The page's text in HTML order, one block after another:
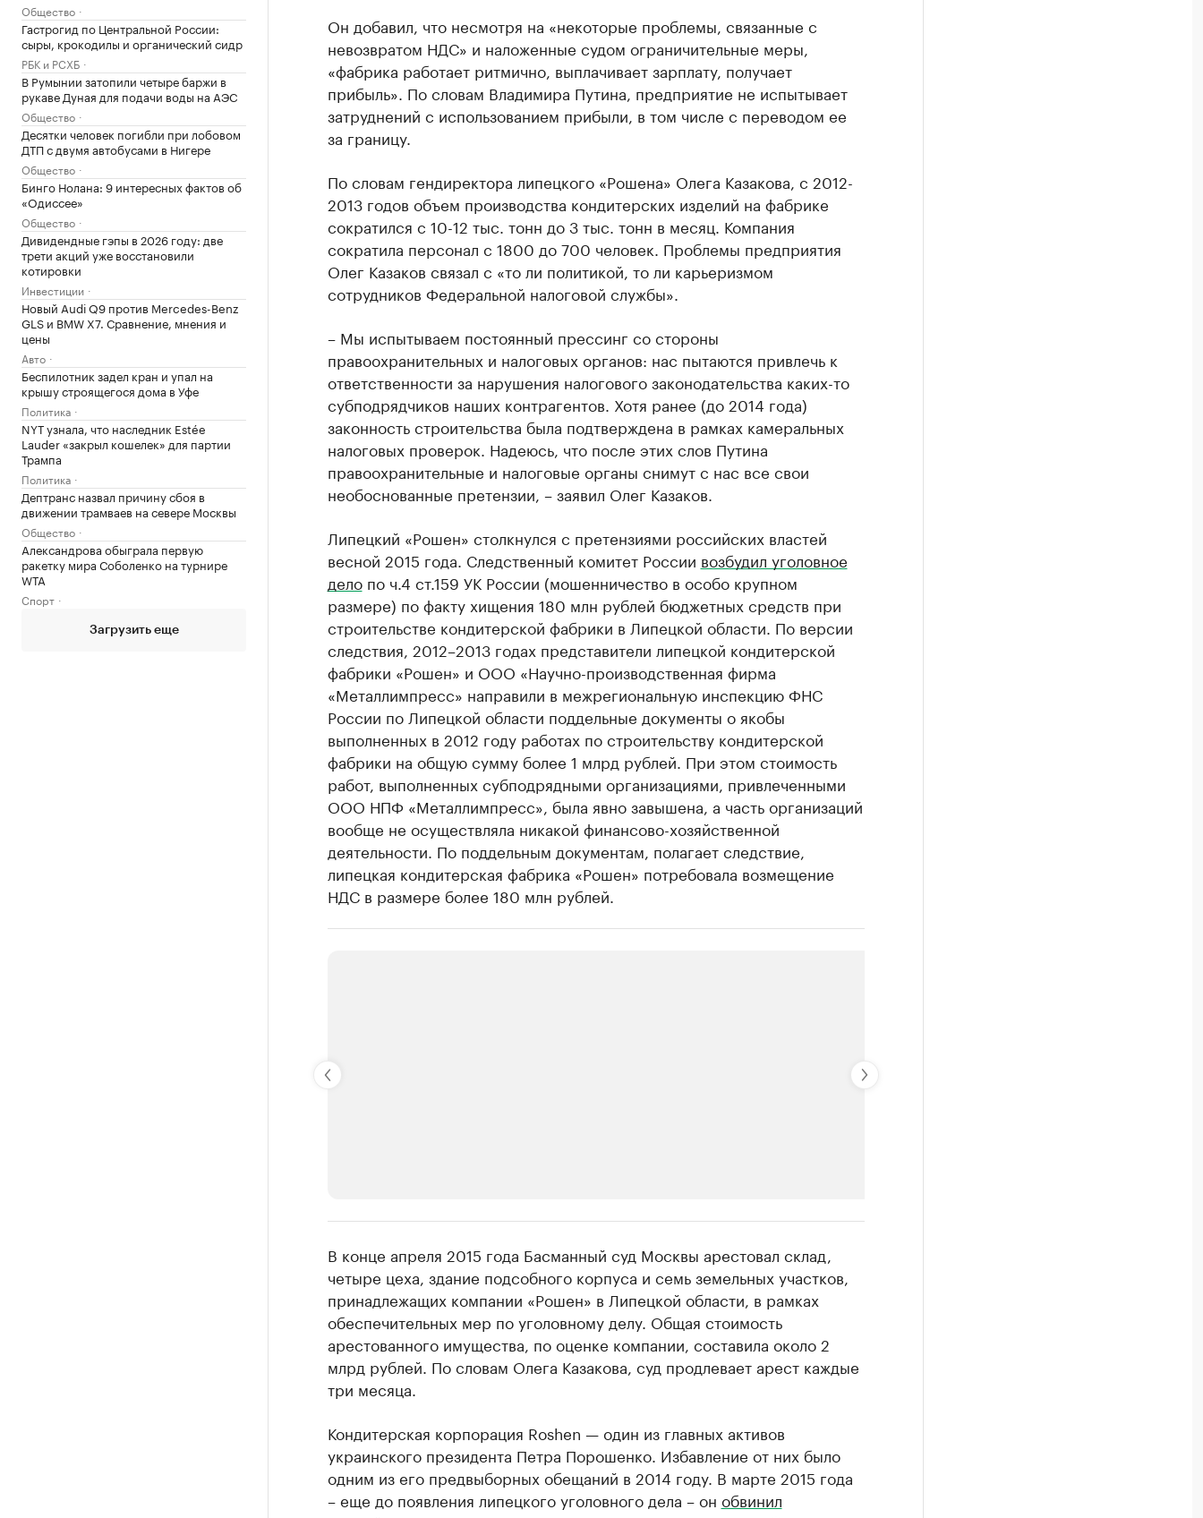
Общество
Гастрогид по Центральной России:
сыры, крокодилы и органический сидр
РБК и РСХБ
В Румынии затопили четыре баржи в
рукаве Дуная для подачи воды на АЭС
Общество
Десятки человек погибли при лобовом
ДТП с двумя автобусами в Нигере
Общество
Бинго Нолана: 9 интересных фактов об
«Одиссее»
Общество
Дивидендные гэпы в 2026 году: две
трети акций уже восстановили
котировки
Инвестиции
Новый Audi Q9 против Mercedes-Benz
GLS и BMW X7. Сравнение, мнения и
цены
Авто
Беспилотник задел кран и упал на
крышу строящегося дома в Уфе
Политика
NYT узнала, что наследник Estée
Lauder «закрыл кошелек» для партии
Трампа
Политика
Дептранс назвал причину сбоя в
движении трамваев на севере Москвы
Общество
Александрова обыграла первую
ракетку мира Соболенко на турнире
WTA
Спорт
Загрузить еще
Он добавил, что несмотря на «некоторые проблемы, связанные с
невозвратом НДС» и наложенные судом ограничительные меры,
«фабрика работает ритмично, выплачивает зарплату, получает
прибыль». По словам Владимира Путина, предприятие не испытывает
затруднений с использованием прибыли, в том числе с переводом ее
за границу.
По словам гендиректора липецкого «Рошена» Олега Казакова, с 2012-
2013 годов объем производства кондитерских изделий на фабрике
сократился с 10-12 тыс. тонн до 3 тыс. тонн в месяц. Компания
сократила персонал с 1800 до 700 человек. Проблемы предприятия
Олег Казаков связал с «то ли политикой, то ли карьеризмом
сотрудников Федеральной налоговой службы».
– Мы испытываем постоянный прессинг со стороны
правоохранительных и налоговых органов: нас пытаются привлечь к
ответственности за нарушения налогового законодательства каких-то
субподрядчиков наших контрагентов. Хотя ранее (до 2014 года)
законность строительства была подтверждена в рамках камеральных
налоговых проверок. Надеюсь, что после этих слов Путина
правоохранительные и налоговые органы снимут с нас все свои
необоснованные претензии, – заявил Олег Казаков.
Липецкий «Рошен» столкнулся с претензиями российских властей
весной 2015 года. Следственный комитет России возбудил уголовное
делопо ч.4 ст.159 УК России (мошенничество в особо крупном
размере) по факту хищения 180 млн рублей бюджетных средств при
строительстве кондитерской фабрики в Липецкой области. По версии
следствия, 2012–2013 годах представители липецкой кондитерской
фабрики «Рошен» и ООО «Научно-производственная фирма
«Металлимпресс» направили в межрегиональную инспекцию ФНС
России по Липецкой области поддельные документы о якобы
выполненных в 2012 году работах по строительству кондитерской
фабрики на общую сумму более 1 млрд рублей. При этом стоимость
работ, выполненных субподрядными организациями, привлеченными
ООО НПФ «Металлимпресс», была явно завышена, а часть организаций
вообще не осуществляла никакой финансово-хозяйственной
деятельности. По поддельным документам, полагает следствие,
липецкая кондитерская фабрика «Рошен» потребовала возмещение
НДС в размере более 180 млн рублей.
Делитесь новостями бизнеса на РБК
Управляйте страницей компании и развивайте личные бренды спикеров бизнеса
В конце апреля 2015 года Басманный суд Москвы арестовал склад,
четыре цеха, здание подсобного корпуса и семь земельных участков,
принадлежащих компании «Рошен» в Липецкой области, в рамках
обеспечительных мер по уголовному делу. Общая стоимость
арестованного имущества, по оценке компании, составила около 2
млрд рублей. По словам Олега Казакова, суд продлевает арест каждые
три месяца.
Кондитерская корпорация Roshen — один из главных активов
украинского президента Петра Порошенко. Избавление от них было
одним из его предвыборных обещаний в 2014 году. В марте 2015 года
– еще до появления липецкого уголовного дела – он обвинил